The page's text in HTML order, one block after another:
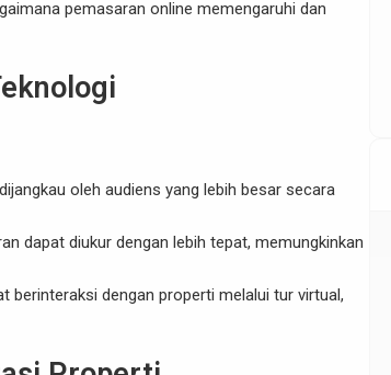
pemasaran online memengaruhi dan
oleh audiens yang lebih besar secara
dapat diukur dengan lebih tepat, memungkinkan
berinteraksi dengan properti melalui tur virtual,